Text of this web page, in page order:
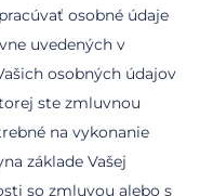
osobné údaje
uvedených v
osobných údajov
ste zmluvnou
na vykonanie
základe Vašej
so zmluvou alebo s